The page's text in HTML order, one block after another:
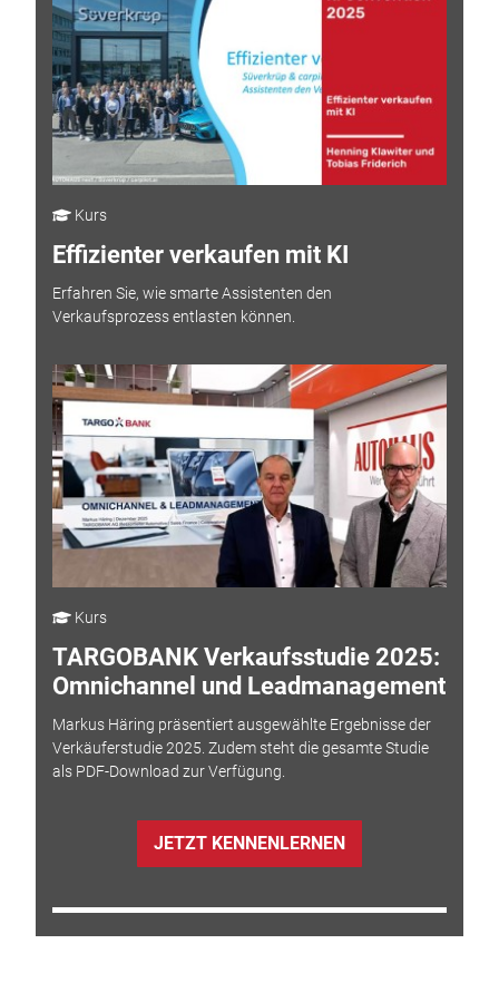
Kurs
Effizienter verkaufen mit KI
Erfahren Sie, wie smarte Assistenten den
Verkaufsprozess entlasten können.
Kurs
TARGOBANK Verkaufsstudie 2025:
Omnichannel und Leadmanagement
Markus Häring präsentiert ausgewählte Ergebnisse der
Verkäuferstudie 2025. Zudem steht die gesamte Studie
als PDF-Download zur Verfügung.
JETZT KENNENLERNEN